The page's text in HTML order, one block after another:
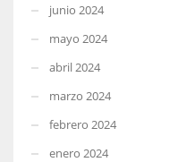
junio 2024
mayo 2024
abril 2024
marzo 2024
febrero 2024
enero 2024